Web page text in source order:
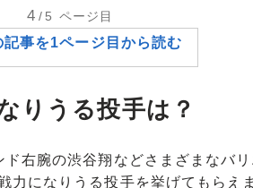
ロ）、後列左か
太（3年・最速
ロ）、福田虎太
4 /5 ページ目
記事を1ページ目から読む
りうる投手は？
右腕の渋谷翔などさまざまなバ
力になりうる投手を挙げてもらえ